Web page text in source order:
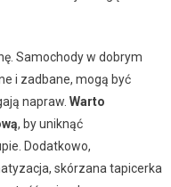
Samochody w dobrym
i zadbane, mogą być
napraw. Warto
, by uniknąć
Dodatkowo,
skórzana tapicerka